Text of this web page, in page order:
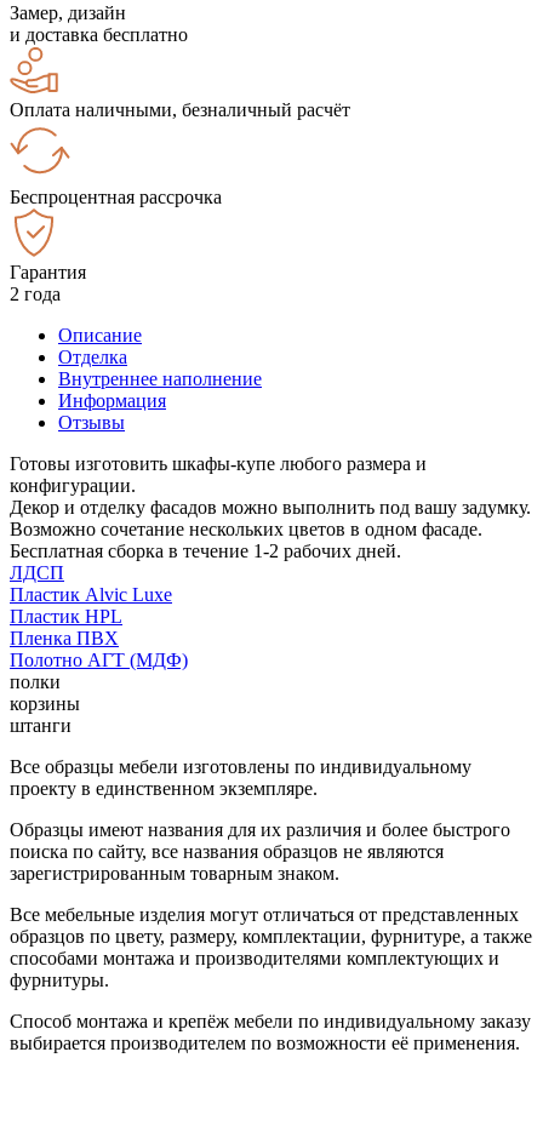
Замер, дизайн
и доставка бесплатно
Оплата наличными, безналичный расчёт
Беспроцентная рассрочка
Гарантия
2 года
Описание
Отделка
Внутреннее наполнение
Информация
Отзывы
Готовы изготовить шкафы-купе любого размера и
конфигурации.
Декор и отделку фасадов можно выполнить под вашу задумку.
Возможно сочетание нескольких цветов в одном фасаде.
Бесплатная сборка в течение 1-2 рабочих дней.
ЛДСП
Пластик Alvic Luxe
Пластик HPL
Пленка ПВХ
Полотно АГТ (МДФ)
полки
корзины
штанги
Все образцы мебели изготовлены по индивидуальному
проекту в единственном экземпляре.
Образцы имеют названия для их различия и более быстрого
поиска по сайту, все названия образцов не являются
зарегистрированным товарным знаком.
Все мебельные изделия могут отличаться от представленных
образцов по цвету, размеру, комплектации, фурнитуре, а также
способами монтажа и производителями комплектующих и
фурнитуры.
Способ монтажа и крепёж мебели по индивидуальному заказу
выбирается производителем по возможности её применения.